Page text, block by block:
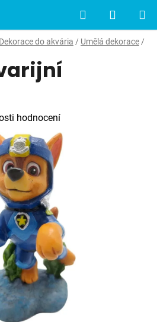
Hledat
KOŠÍK
Dekorace do akvária / Umělá dekorace /
hodnocení